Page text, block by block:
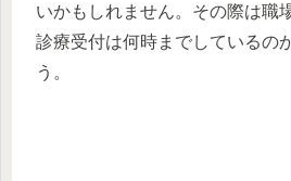
いかもしれません。その際は職
診療受付は何時までしているの
う。